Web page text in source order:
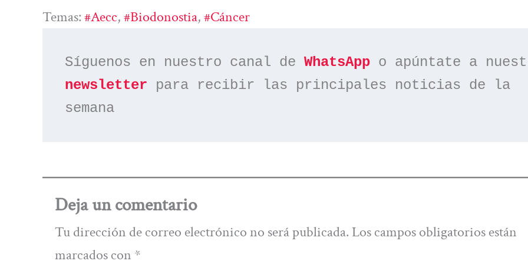
Temas:#aecc, #biodonostia, #cáncer
Síguenos en nuestro canal de WhatsApp
newsletter para recibir las principales noticias de la
semana
Deja un comentario
Tu dirección de correo electrónico no será publicada. Los campos obligatorios están
marcados con *